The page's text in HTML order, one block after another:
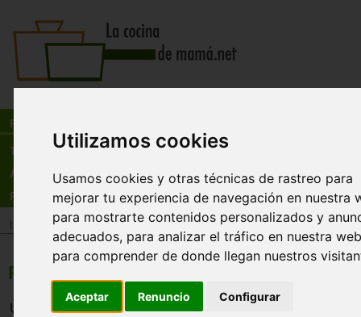
Utilizamos cookies
Usamos cookies y otras técnicas de rastreo para
mejorar tu experiencia de navegación en nuestra
para mostrarte contenidos personalizados y
adecuados, para analizar el tráfico en nuestra
para comprender de donde llegan nuestros
Aceptar Renuncio Configurar
Recetas
Tienda
Actualidad
Registro
Recetas >Sopas y cremas
Potaje de Semana Santa
Un delicioso potaje tradicional de la semana santa.